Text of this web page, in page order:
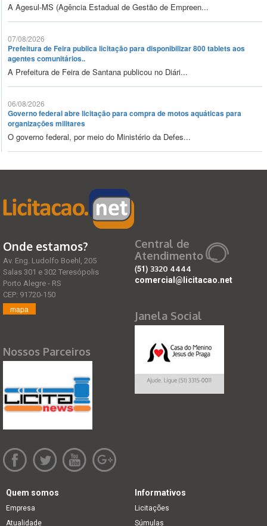
A Agesul-MS (Agência Estadual de Gestão de Empreen...
07/08/2026
Prefeitura de Feira publica licitação para disponibilizar 800 tablets aos
agentes comunitários..
A Prefeitura de Feira de Santana publicou no Diári...
06/08/2026
Governo federal abre licitação para compra de motos aquáticas para
organizações militares
O governo federal, por meio do Ministério da Defes...
Onde estamos?
Av. Eng. Ludolfo Boehl, 205
Salas 301 e 302 Teresópolis
Porto Alegre - RS
CEP: 91720-150
mapa
Nossos Parceiros
Central de
Atendimento
(51) 3320 4444
comercial@licitacao.net
Janela Social
Quem somos
Empresa
Atualidade
Informativos
Licitações
Súmulas